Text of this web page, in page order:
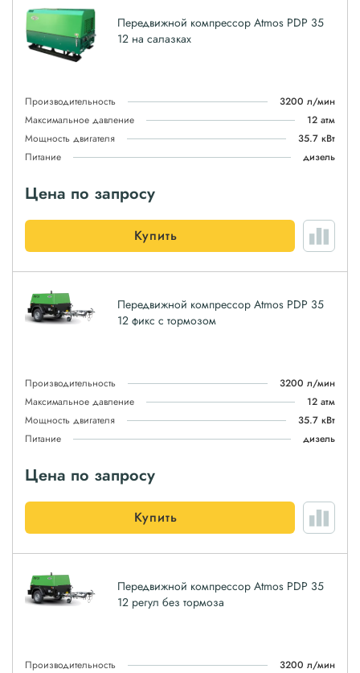
Передвижной компрессор Atmos PDP 35
12 на салазках
Производительность
3200 л/мин
Максимальное давление
12 атм
Мощность двигателя
35.7 кВт
Питание
дизель
Цена по запросу
Купить
Передвижной компрессор Atmos PDP 35
12 фикс с тормозом
Производительность
3200 л/мин
Максимальное давление
12 атм
Мощность двигателя
35.7 кВт
Питание
дизель
Цена по запросу
Купить
Передвижной компрессор Atmos PDP 35
12 регул без тормоза
Производительность
3200 л/мин